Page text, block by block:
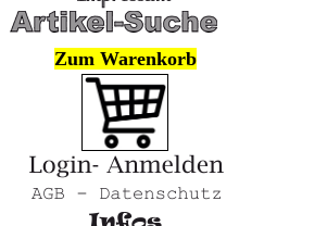
Zum Warenkorb